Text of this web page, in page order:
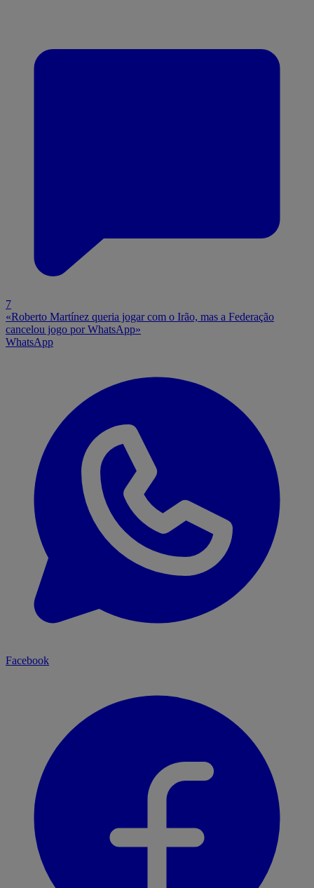
7
«Roberto Martínez queria jogar com o Irão, mas a Federação
cancelou jogo por WhatsApp»
WhatsApp
Facebook